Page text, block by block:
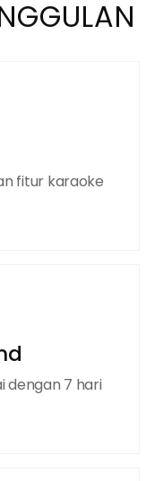
fitur karaoke
dengan 7 hari